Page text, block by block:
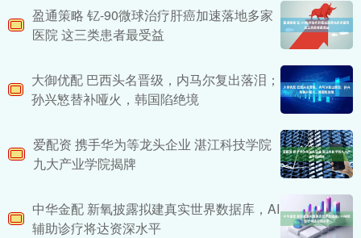
盈通策略 钇-90微球治疗肝癌加速落地多家
医院 这三类患者最受益
大御优配 巴西头名晋级，内马尔复出落泪；
孙兴慜替补哑火，韩国陷绝境
爱配资 携手华为等龙头企业 湛江科技学院
九大产业学院揭牌
中华金配 新氧披露拟建真实世界数据库，AI
辅助诊疗将达资深水平